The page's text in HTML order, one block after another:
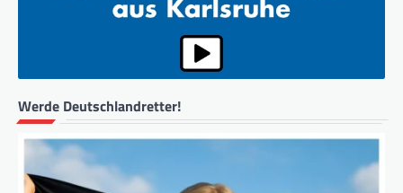
Werde Deutschlandretter!